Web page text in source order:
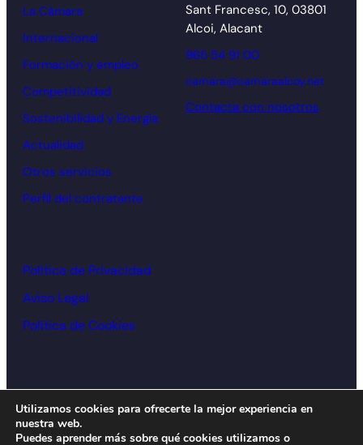
La Cámara
Internacional
Formación y empleo
Competitividad
Sostenibilidad y Energía
Actualidad
Otros servicios
Perfil del contratante
Sant Francesc, 10, 03801
Alcoi, Alacant
965 54 91 00
camara@camaraalcoy.net
Contacta con nosotros
Política de Privacidad
Aviso Legal
Política de Cookies
Diseño y desarrollo:
Utilizamos cookies para ofrecerte la mejor experiencia en
nuestra web.
Puedes aprender más sobre qué cookies utilizamos o